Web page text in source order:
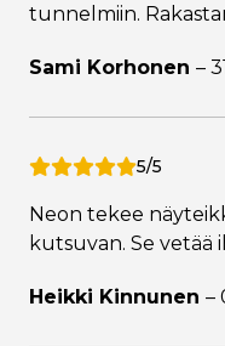
tunnelmiin.
Sami Korhonen –
5/5
Neon tekee
kutsuvan. Se vetää
Heikki Kinnunen –